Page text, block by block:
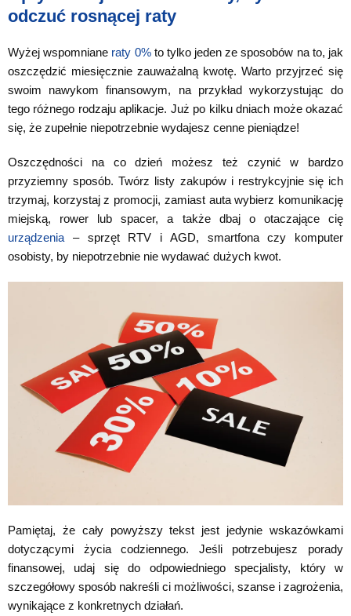
odczuć rosnącej raty
Wyżej wspomniane raty 0%to tylko jeden ze sposobów na to, jak
oszczędzić miesięcznie zauważalną kwotę. Warto przyjrzeć się
swoim nawykom finansowym, na przykład wykorzystując do
tego różnego rodzaju aplikacje. Już po kilku dniach może okazać
się, że zupełnie niepotrzebnie wydajesz cenne pieniądze!
Oszczędności na co dzień możesz też czynić w bardzo
przyziemny sposób. Twórz listy zakupów i restrykcyjnie się ich
trzymaj, korzystaj z promocji, zamiast auta wybierz komunikację
miejską, rower lub spacer, a także dbaj o otaczające cię
urządzenia – sprzęt RTV i AGD, smartfona czy komputer
osobisty, by niepotrzebnie nie wydawać dużych kwot.
Pamiętaj, że cały powyższy tekst jest jedynie wskazówkami
dotyczącymi życia codziennego. Jeśli potrzebujesz porady
finansowej, udaj się do odpowiedniego specjalisty, który w
szczegółowy sposób nakreśli ci możliwości, szanse i zagrożenia,
wynikające z konkretnych działań.